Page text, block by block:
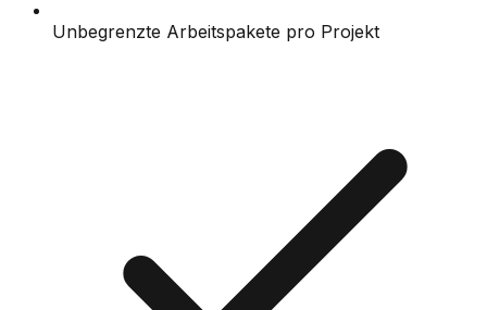
Unbegrenzte Arbeitspakete pro Projekt